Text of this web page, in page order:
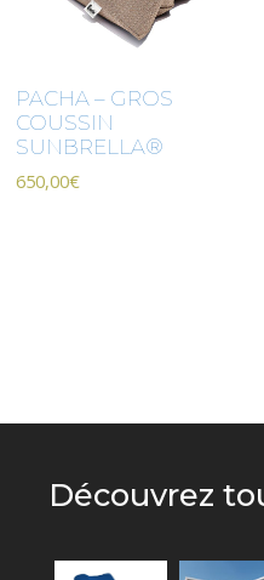
PACHA – GROS
COUSSIN
SUNBRELLA®
650,00€
Découvrez